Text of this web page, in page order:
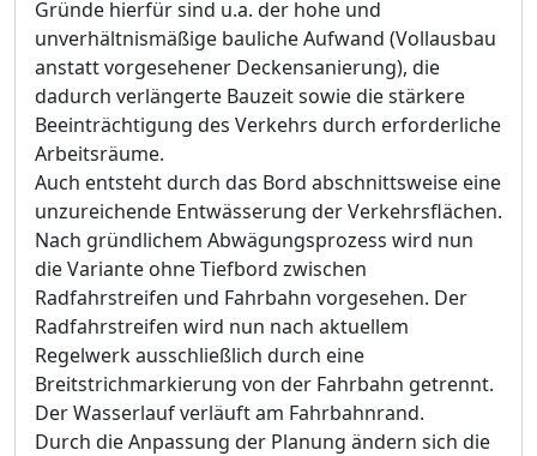
Gründe hierfür sind u.a. der hohe und
unverhältnismäßige bauliche Aufwand (Vollausbau
anstatt vorgesehener Deckensanierung), die
dadurch verlängerte Bauzeit sowie die stärkere
Beeinträchtigung des Verkehrs durch erforderliche
Arbeitsräume.
Auch entsteht durch das Bord abschnittsweise eine
unzureichende Entwässerung der Verkehrsflächen.
Nach gründlichem Abwägungsprozess wird nun
die Variante ohne Tiefbord zwischen
Radfahrstreifen und Fahrbahn vorgesehen. Der
Radfahrstreifen wird nun nach aktuellem
Regelwerk ausschließlich durch eine
Breitstrichmarkierung von der Fahrbahn getrennt.
Der Wasserlauf verläuft am Fahrbahnrand.
Durch die Anpassung der Planung ändern sich die